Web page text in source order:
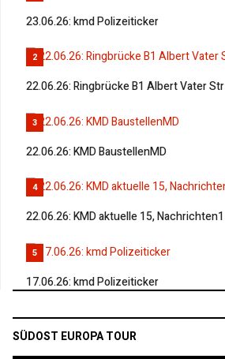
23.06.26: kmd Polizeiticker
2
22.06.26: Ringbrücke B1 Albert Vater Str
3
22.06.26: KMD BaustellenMD
4
22.06.26: KMD aktuelle 15, Nachrichten1
5
17.06.26: kmd Polizeiticker
SÜDOST EUROPA TOUR